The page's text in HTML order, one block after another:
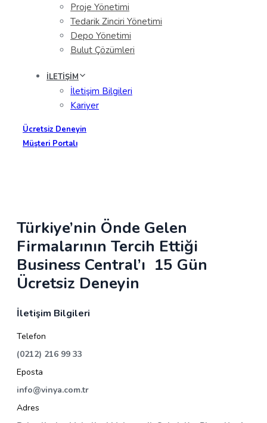
Proje Yönetimi
Tedarik Zinciri Yönetimi
Depo Yönetimi
Bulut Çözümleri
İLETİŞİM
İletişim Bilgileri
Kariyer
Ücretsiz Deneyin
Müşteri Portalı
Türkiye’nin Önde Gelen
Firmalarının Tercih Ettiği
Business Central’ı 15 Gün
Ücretsiz Deneyin
İletişim Bilgileri
Telefon
(0212) 216 99 33
Eposta
info@vinya.com.tr
Adres